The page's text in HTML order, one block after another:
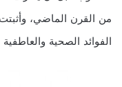
من القرن الماضي،
الفوائد الصحية